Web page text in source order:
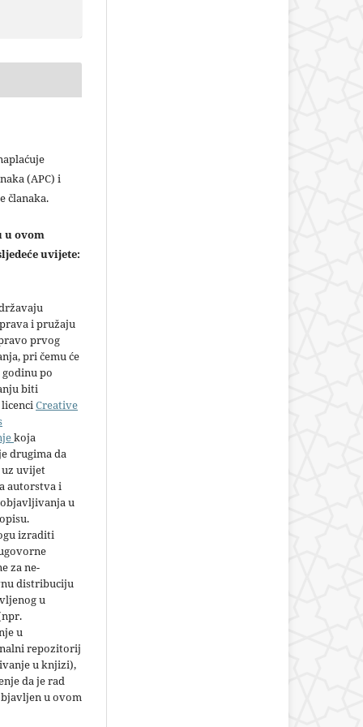
(APC) i
članaka.
ovom
uvijete:
i pružaju
prvog
pri čemu će
po
biti
Creative
koja
drugima da
uvijet
autorstva i
u
izraditi
za ne-
distribuciju
u
u
repozitorij
u knjizi),
da je rad
u ovom